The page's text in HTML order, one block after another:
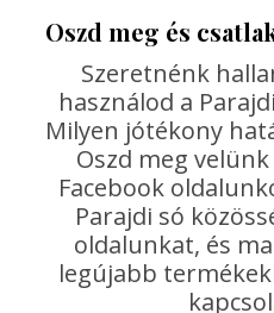
Oszd meg és
Szeretnénk
használod a
Milyen jótékony
Oszd meg
Facebook
Parajdi só
oldalunkat, és
legújabb